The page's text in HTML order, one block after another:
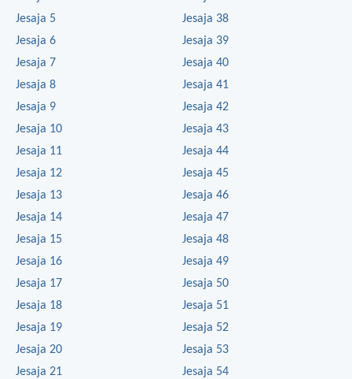
Jesaja 5
Jesaja 6
Jesaja 7
Jesaja 8
Jesaja 9
Jesaja 10
Jesaja 11
Jesaja 12
Jesaja 13
Jesaja 14
Jesaja 15
Jesaja 16
Jesaja 17
Jesaja 18
Jesaja 19
Jesaja 20
Jesaja 21
Jesaja 38
Jesaja 39
Jesaja 40
Jesaja 41
Jesaja 42
Jesaja 43
Jesaja 44
Jesaja 45
Jesaja 46
Jesaja 47
Jesaja 48
Jesaja 49
Jesaja 50
Jesaja 51
Jesaja 52
Jesaja 53
Jesaja 54